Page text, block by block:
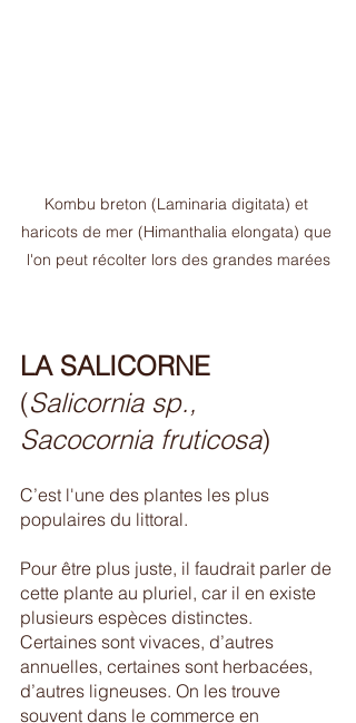
Kombu breton (Laminaria digitata) et
haricots de mer (Himanthalia elongata) que
l'on peut récolter lors des grandes marées
LA SALICORNE
(Salicornia sp.,
Sacocornia fruticosa)
C’est l'une des plantes les plus
populaires du littoral.
Pour être plus juste, il faudrait parler de
cette plante au pluriel, car il en existe
plusieurs espèces distinctes.
Certaines sont vivaces, d’autres
annuelles, certaines sont herbacées,
d’autres ligneuses. On les trouve
souvent dans le commerce en